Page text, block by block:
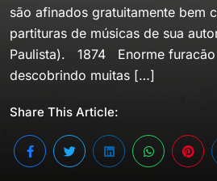
são afinados gratuitamente bem
partituras de músicas de sua
Paulista). 1874 Enorme furacão
descobrindo muitas […]
Share This Article: